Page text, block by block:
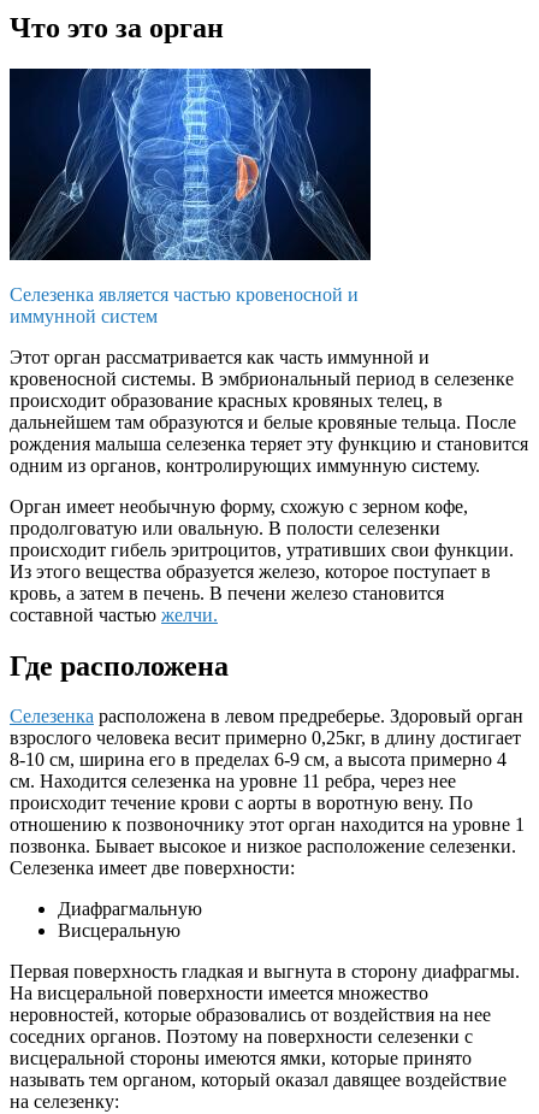
Что это за орган
Селезенка является частью кровеносной и
иммунной систем
Этот орган рассматривается как часть иммунной и
кровеносной системы. В эмбриональный период в селезенке
происходит образование красных кровяных телец, в
дальнейшем там образуются и белые кровяные тельца. После
рождения малыша селезенка теряет эту функцию и становится
одним из органов, контролирующих иммунную систему.
Орган имеет необычную форму, схожую с зерном кофе,
продолговатую или овальную. В полости селезенки
происходит гибель эритроцитов, утративших свои функции.
Из этого вещества образуется железо, которое поступает в
кровь, а затем в печень. В печени железо становится
составной частью желчи.
Где расположена
Селезенка расположена в левом предреберье. Здоровый орган
взрослого человека весит примерно 0,25кг, в длину достигает
8-10 см, ширина его в пределах 6-9 см, а высота примерно 4
см. Находится селезенка на уровне 11 ребра, через нее
происходит течение крови с аорты в воротную вену. По
отношению к позвоночнику этот орган находится на уровне 1
позвонка. Бывает высокое и низкое расположение селезенки.
Селезенка имеет две поверхности:
Диафрагмальную
Висцеральную
Первая поверхность гладкая и выгнута в сторону диафрагмы.
На висцеральной поверхности имеется множество
неровностей, которые образовались от воздействия на нее
соседних органов. Поэтому на поверхности селезенки с
висцеральной стороны имеются ямки, которые принято
называть тем органом, который оказал давящее воздействие
на селезенку: